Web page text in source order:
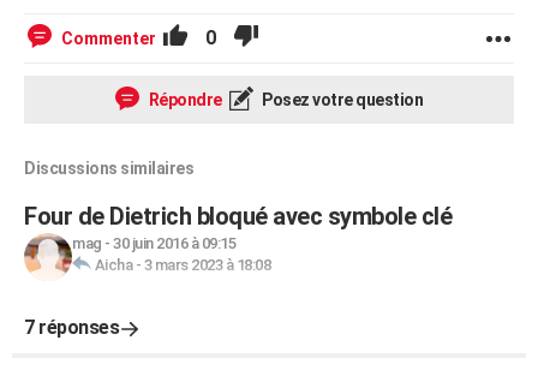
Commenter 0
Répondre Posez votre question
Discussions similaires
Four de Dietrich bloqué avec symbole clé
mag - 30 juin 2016 à 09:15
Aicha- 3 mars 2023 à 18:08
7 réponses